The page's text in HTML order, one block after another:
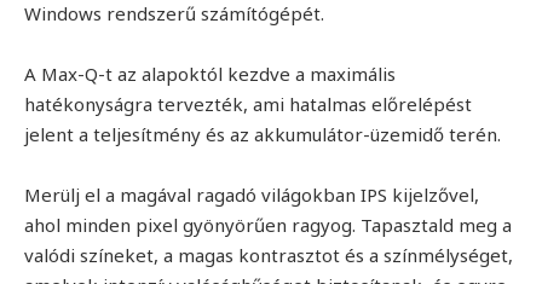
Windows rendszerű számítógépét.
A Max-Q-t az alapoktól kezdve a maximális
hatékonyságra tervezték, ami hatalmas előrelépést
jelent a teljesítmény és az akkumulátor-üzemidő terén.
Merülj el a magával ragadó világokban IPS kijelzővel,
ahol minden pixel gyönyörűen ragyog. Tapasztald meg a
valódi színeket, a magas kontrasztot és a színmélységet,